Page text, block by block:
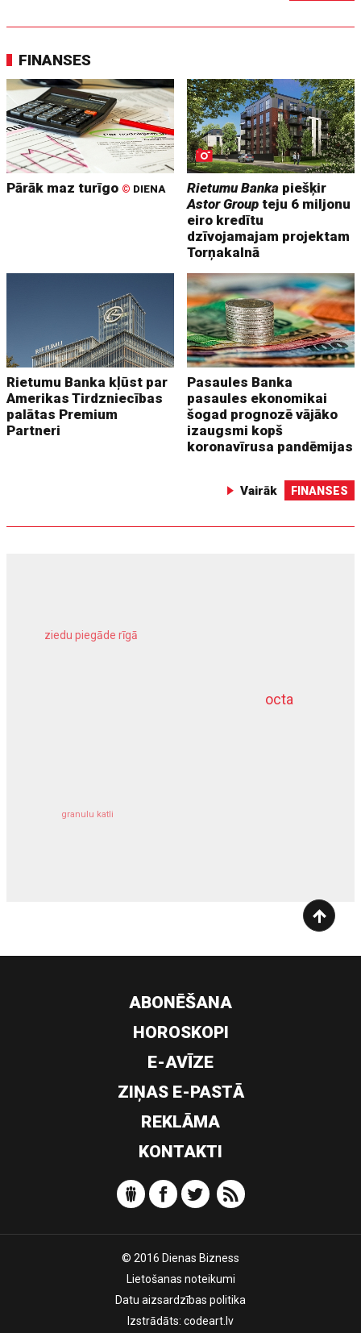
FINANSES
Pārāk maz turīgo © DIENA Rietumu Banka piešķir
Astor Group teju 6 miljonu
eiro kredītu
dzīvojamajam projektam
Torņakalnā
Rietumu Banka kļūst par
Amerikas Tirdzniecības
palātas Premium
Partneri
Pasaules Banka
pasaules ekonomikai
šogad prognozē vājāko
izaugsmi kopš
koronavīrusa pandēmijas
Vairāk FINANSES
octa
ziedu piegāde rīgā
granulu katli
dziļurbums
ABONĒŠANA
HOROSKOPI
E-AVĪZE
ZIŅAS E-PASTĀ
REKLĀMA
KONTAKTI
© 2016 Dienas Bizness
Lietošanas noteikumi
Datu aizsardzības politika
Izstrādāts: codeart.lv